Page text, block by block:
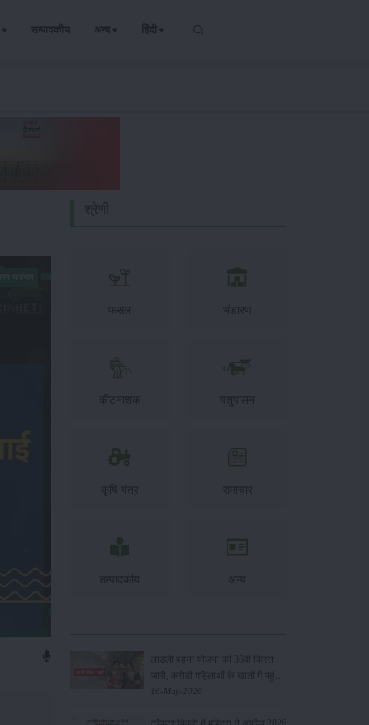
सम्पादकीय अन्य हिंदी
फसल भंडारण
कीटनाशक पशुपालन
कृषि यंत्र समाचार
सम्पादकीय अन्य
लाड़ली बहना योजना की 36वीं किस्त
जारी, करोड़ों महिलाओं के खातों में पहुंचे
1500 रुपये
16-May-2026